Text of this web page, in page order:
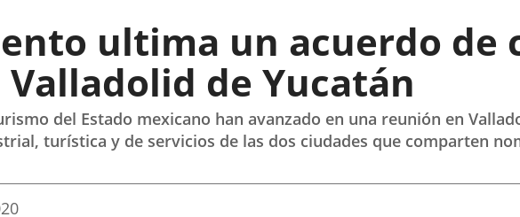
ventana
ultima un acuerdo de
de Yucatán
del Estado mexicano han avanzado en una reunión en
turística y de servicios de las dos ciudades que comparten